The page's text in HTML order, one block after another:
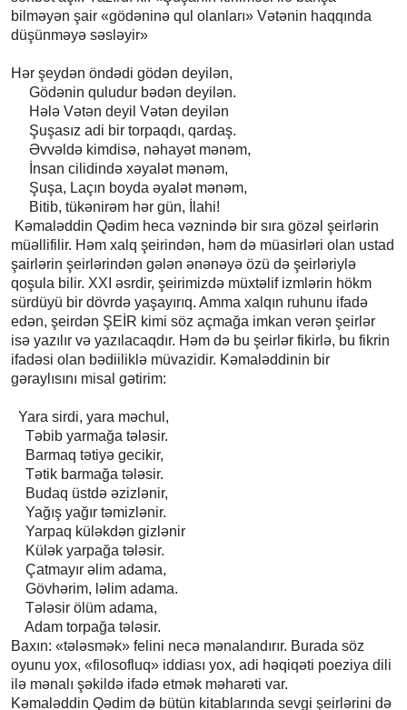
bilməyən şair «gödəninə qul olanları» Vətənin haqqında
düşünməyə səsləyir»
Hər şeydən öndədi gödən deyilən,
Gödənin quludur bədən deyilən.
Hələ Vətən deyil Vətən deyilən
Şuşasız adi bir torpaqdı, qardaş.
Əvvəldə kimdisə, nəhayət mənəm,
İnsan cilidində xəyalət mənəm,
Şuşa, Laçın boyda əyalət mənəm,
Bitib, tükənirəm hər gün, İlahi!
Kəmaləddin Qədim heca vəznində bir sıra gözəl şeirlərin
müəllifilir. Həm xalq şeirindən, həm də müasirləri olan ustad
şairlərin şeirlərindən gələn ənənəyə özü də şeirləriylə
qoşula bilir. XXI əsrdir, şeirimizdə müxtəlif izmlərin hökm
sürdüyü bir dövrdə yaşayırıq. Amma xalqın ruhunu ifadə
edən, şeirdən ŞEİR kimi söz açmağa imkan verən şeirlər
isə yazılır və yazılacaqdır. Həm də bu şeirlər fikirlə, bu fikrin
ifadəsi olan bədiiliklə müvazidir. Kəmaləddinin bir
gəraylısını misal gətirim:
Yara sirdi, yara məchul,
Təbib yarmağa tələsir.
Barmaq tətiyə gecikir,
Tətik barmağa tələsir.
Budaq üstdə əzizlənir,
Yağış yağır təmizlənir.
Yarpaq küləkdən gizlənir
Külək yarpağa tələsir.
Çatmayır əlim adama,
Gövhərim, ləlim adama.
Tələsir ölüm adama,
Adam torpağa tələsir.
Baxın: «tələsmək» felini necə mənalandırır. Burada söz
oyunu yox, «filosofluq» iddiası yox, adi həqiqəti poeziya dili
ilə mənalı şəkildə ifadə etmək məharəti var.
Kəmaləddin Qədim də bütün kitablarında sevgi şeirlərini də